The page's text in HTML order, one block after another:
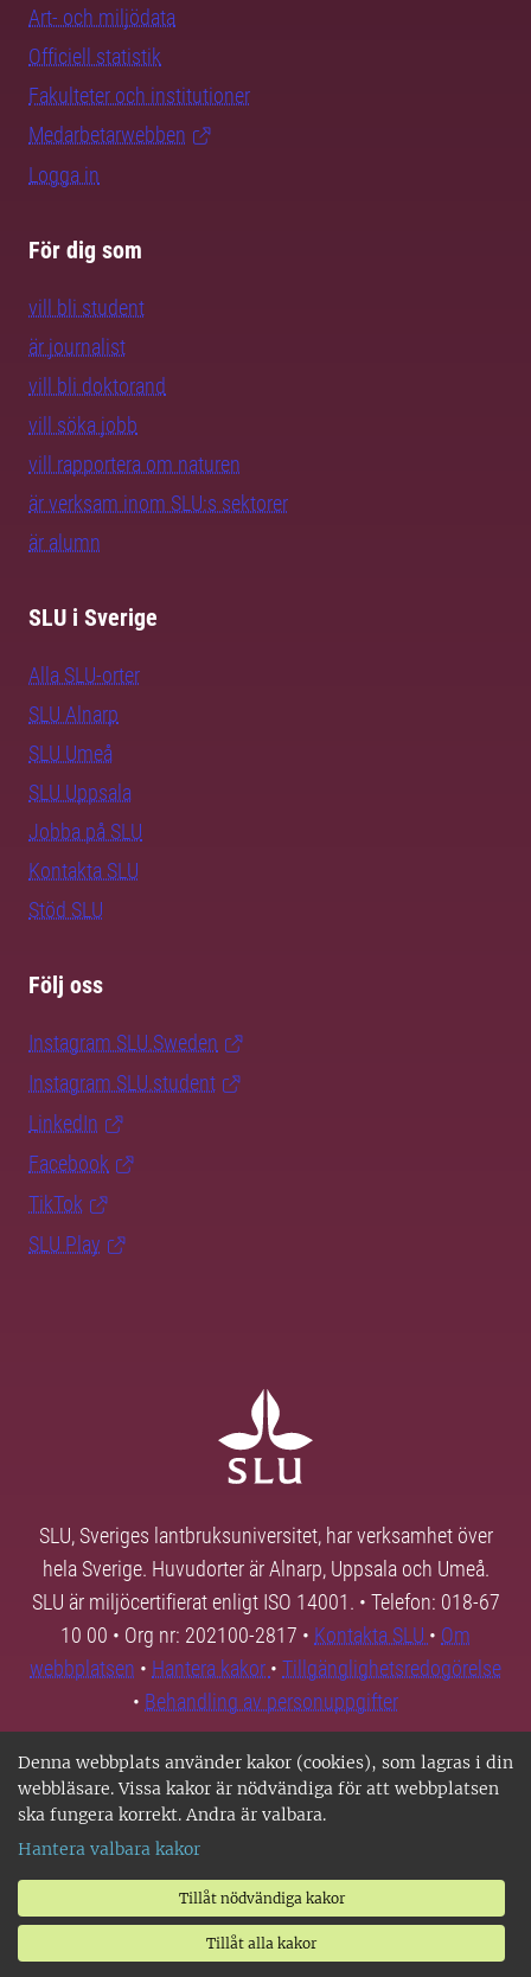
Denna webbplats använder kakor (cookies), som lagras i din
webbläsare. Vissa kakor är nödvändiga för att webbplatsen
ska fungera korrekt. Andra är valbara.
Hantera valbara kakor
Tillåt nödvändiga kakor
Tillåt alla kakor
Art- och miljödata
Officiell statistik
Fakulteter och institutioner
Medarbetarwebben
Logga in
För dig som
vill bli student
är journalist
vill bli doktorand
vill söka jobb
vill rapportera om naturen
är verksam inom SLU:s sektorer
är alumn
SLU i Sverige
Alla SLU-orter
SLU Alnarp
SLU Umeå
SLU Uppsala
Jobba på SLU
Kontakta SLU
Stöd SLU
Följ oss
Instagram SLU.Sweden
Instagram SLU.student
LinkedIn
Facebook
TikTok
SLU Play
SLU, Sveriges lantbruksuniversitet, har verksamhet över
hela Sverige. Huvudorter är Alnarp, Uppsala och Umeå.
SLU är miljöcertifierat enligt ISO 14001. • Telefon: 018-67
10 00 • Org nr: 202100-2817 • Kontakta SLU • Om
webbplatsen • Hantera kakor • Tillgänglighetsredogörelse
• Behandling av personuppgifter